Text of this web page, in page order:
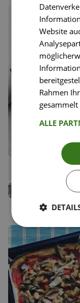
Pimientos de Padron
Simon Jacko
Website
Rahmen
gesammelt
ALLE